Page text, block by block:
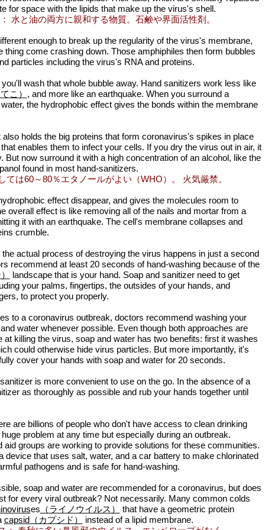
for space with the lipids that make up the virus's shell.
水と油の両方に親和する物質。石鹸や界面活性剤。
enough to break up the regularity of the virus's membrane,
thing come crashing down. Those amphiphiles then form bubbles
particles including the virus's RNA and proteins.
wash that whole bubble away. Hand sanitizers work less like
こ） , and more like an earthquake. When you surround a
the hydrophobic effect gives the bonds within the membrane
holds the big proteins that form coronavirus's spikes in place
enables them to infect your cells. If you dry the virus out in air, it
But now surround it with a high concentration of an alcohol, like the
found in most hand-sanitizers.
ては60～80％エタノールがよい（WHO）。 火気厳禁。
effect disappear, and gives the molecules room to
overall effect is like removing all of the nails and mortar from a
it with an earthquake. The cell's membrane collapses and
crumble.
actual process of destroying the virus happens in just a second
recommend at least 20 seconds of hand-washing because of the
landscape that is your hand. Soap and sanitizer need to get
your palms, fingertips, the outsides of your hands, and
to protect you properly.
to a coronavirus outbreak, doctors recommend washing your
water whenever possible. Even though both approaches are
at killing the virus, soap and water has two benefits: first it washes
could otherwise hide virus particles. But more importantly, it's
cover your hands with soap and water for 20 seconds.
is more convenient to use on the go. In the absence of a
as thoroughly as possible and rub your hands together until
are billions of people who don't have access to clean drinking
problem at any time but especially during an outbreak.
aid groups are working to provide solutions for these communities.
device that uses salt, water, and a car battery to make chlorinated
pathogens and is safe for hand-washing.
soap and water are recommended for a coronavirus, but does
for every viral outbreak? Not necessarily. Many common colds
es （ライノウイルス）
that have a geometric protein
capsid（カプシド）
instead of a lipid membrane.